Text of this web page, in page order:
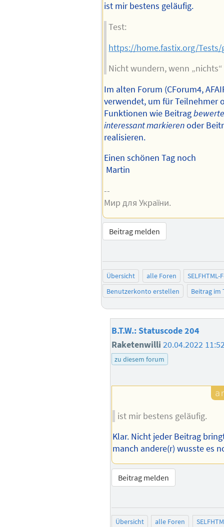
ist mir bestens geläufig.
Test:
https://home.fastix.org/Tests/
Nicht wundern, wenn
Im alten Forum (CForum4,
verwendet, um für Teilnehmer
Funktionen wie Beitrag
interessant markierenoder
realisieren.
Einen schönen Tag noch
Martin
--
Мир для України.
Beitrag melden
Übersicht alle Foren
SELFHTML-
Benutzerkonto erstellen
Beitrag im
B.T.W.: Statuscode 204
Raketenwilli 20.04.2022
zu diesem forum
ist mir bestens geläufig.
Klar. Nicht jeder Beitrag
manch andere(r) wusste es
Beitrag melden
Übersicht alle Foren